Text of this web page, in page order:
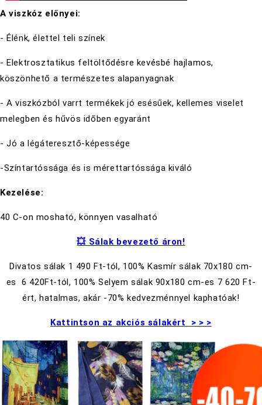
A viszkóz előnyei:
- Élénk, élettel teli színek
- Elektrosztatikus feltöltődésre kevésbé hajlamos,
köszönhető a természetes alapanyagnak
- A viszkózból varrt termékek jó esésűek, kellemes viselet
melegben és hűvös időben egyaránt
- Jó a légáteresztő-képessége
-Színtartóssága és is mérettartóssága kiváló
Kezelése:
40 C-on mosható, könnyen vasalható
💥 Sálak bevezető áron!
Divatos sálak 1 490 Ft-tól, 100% Kasmír sálak 70x180 cm-
es
6 420Ft-tól, 100% Selyem sálak 90x180 cm-es 7 620 Ft-
ért, hatalmas, akár -70% kedvezménnyel kaphatóak!
Kattintson az akciós sálakért > > >